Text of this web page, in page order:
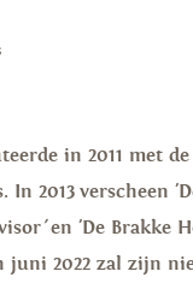
in 2011 met
2013 verscheen
en 'De Brakke
juni 2022 zal zijn